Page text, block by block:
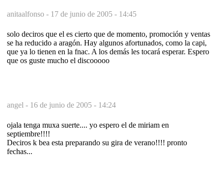
anitaalfonso - 17 de junio de 2005 - 14:45
solo deciros que el es cierto que de momento, promoción y ventas
se ha reducido a aragón. Hay algunos afortunados, como la capi,
que ya lo tienen en la fnac. A los demás les tocará esperar. Espero
que os guste mucho el discooooo
angel - 16 de junio de 2005 - 14:24
ojala tenga muxa suerte.... yo espero el de miriam en
septiembre!!!!
Deciros k bea esta preparando su gira de verano!!!! pronto
fechas...